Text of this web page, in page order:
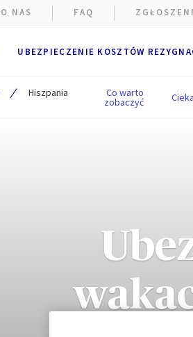
UBEZPIECZENIE KOSZTÓW
O NAS FAQ
/ Hiszpania Co warto
zobaczyć
przeglądania strony
przez AXA Partners lub
Użytkownik ma
Preferencje
Użytkownik może
cookie w zależności od